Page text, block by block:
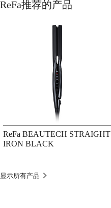
ReFa推荐的产品
ReFa BEAUTECH STRAIGHT
IRON BLACK
显示所有产品